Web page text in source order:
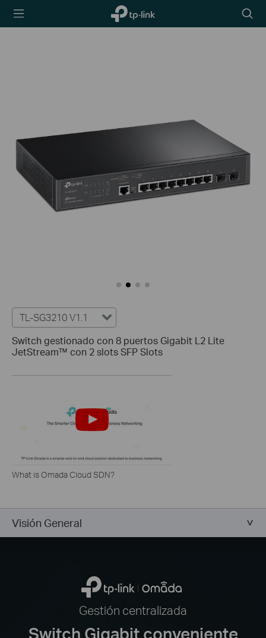
TP-Link,
Reliably
icon
TL-SG3210 V1.1
Switch gestionado con 8 puertos Gigabit L2 Lite
JetStream™ con 2 slots SFP Slots
What is Omada Cloud SDN?
Visión General
Gestión centralizada
Switch Gigabit conveniente